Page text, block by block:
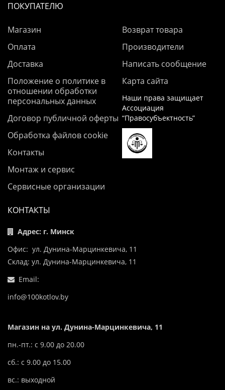
ПОКУПАТЕЛЮ
Магазин
Оплата
Доставка
Положение о политике в
отношении обработки
персональных данных
Договор публичной оферты
Обработка файлов cookie
Контакты
Монтаж и сервис
Сервисные организации
Возврат товара
Производители
Написать сообщение
Карта сайта
Наши права защищает
Ассоциация
“Правосубъектность”
КОНТАКТЫ
Адрес: г. Минск
Офис: ул. Дунина-Марцинкевича, 11
Склад: ул. Дунина-Марцинкевича, 11
Email:
info@100kotlov.by
Магазин на ул. Дунина-Марцинкевича, 11
пн.-пт.: с 9.00 до 20.00
сб.: с 9.00 до 15.00
вс.: выходной